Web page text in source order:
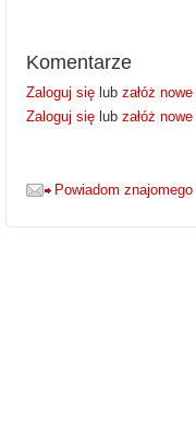
Komentarze
Zaloguj się lub załóż nowe
Zaloguj się lub załóż nowe
Powiadom znajomego